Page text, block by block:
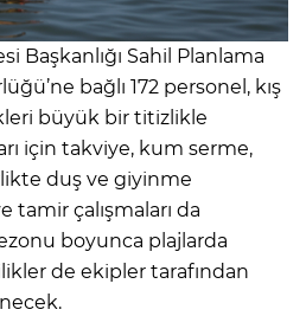
Başkanlığı Sahil Planlama
bağlı 172 personel, kış
büyük bir titizlikle
için takviye, kum serme,
duş ve giyinme
çalışmaları da
boyunca plajlarda
de ekipler tarafından